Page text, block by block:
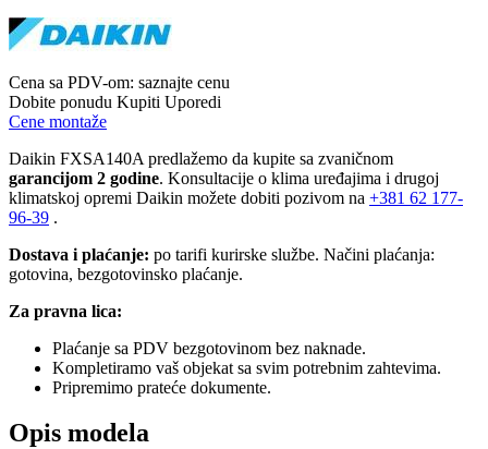
Cena sa PDV-om: saznajte cenu
Dobite ponudu Kupiti Uporedi
Cene montaže
Daikin FXSA140A predlažemo da kupite sa zvaničnom
garancijom 2 godine. Konsultacije o klima uređajima i drugoj
klimatskoj opremi Daikin možete dobiti pozivom na +381 62 177-
96-39 .
Dostava i plaćanje: po tarifi kurirske službe. Načini plaćanja:
gotovina, bezgotovinsko plaćanje.
Za pravna lica:
Plaćanje sa PDV bezgotovinom bez naknade.
Kompletiramo vaš objekat sa svim potrebnim zahtevima.
Pripremimo prateće dokumente.
Opis modela